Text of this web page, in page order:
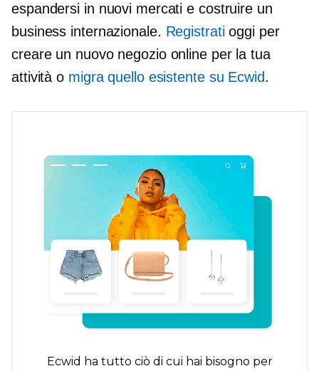
espandersi in nuovi mercati e costruire un
business internazionale. Registratioggi per
creare un nuovo negozio online per la tua
attività o migra quello esistente su Ecwid.
Ecwid ha tutto ciò di cui hai bisogno per